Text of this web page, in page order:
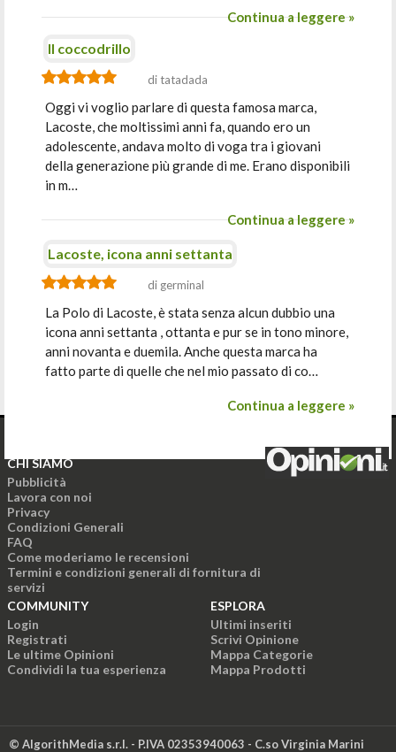
Continua a leggere »
Il coccodrillo
di tatadada
Oggi vi voglio parlare di questa famosa marca,
Lacoste, che moltissimi anni fa, quando ero un
adolescente, andava molto di voga tra i giovani
della generazione più grande di me. Erano disponibili
in m…
Continua a leggere »
Lacoste, icona anni settanta
di germinal
La Polo di Lacoste, è stata senza alcun dubbio una
icona anni settanta , ottanta e pur se in tono minore,
anni novanta e duemila. Anche questa marca ha
fatto parte di quelle che nel mio passato di co…
Continua a leggere »
CHI SIAMO
Pubblicità
Lavora con noi
Privacy
Condizioni Generali
FAQ
Come moderiamo le recensioni
Termini e condizioni generali di fornitura di
servizi
COMMUNITY
Login
Registrati
Le ultime Opinioni
Condividi la tua esperienza
ESPLORA
Ultimi inseriti
Scrivi Opinione
Mappa Categorie
Mappa Prodotti
© AlgorithMedia s.r.l. - P.IVA 02353940063 - C.so Virginia Marini